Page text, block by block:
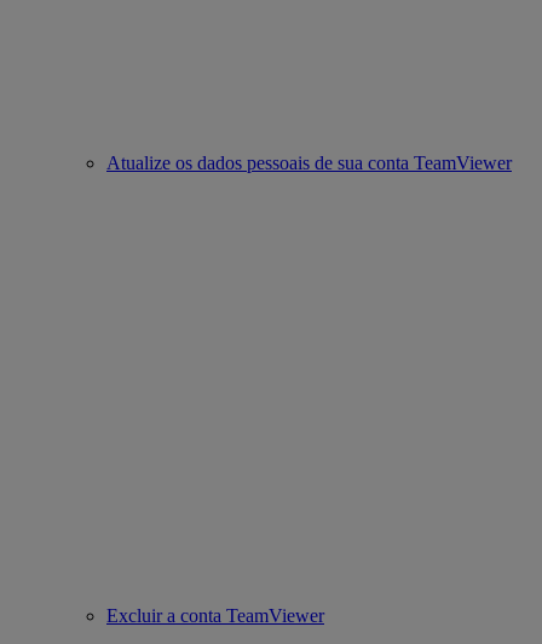
Atualize os dados pessoais de sua conta TeamViewer
Excluir a conta TeamViewer